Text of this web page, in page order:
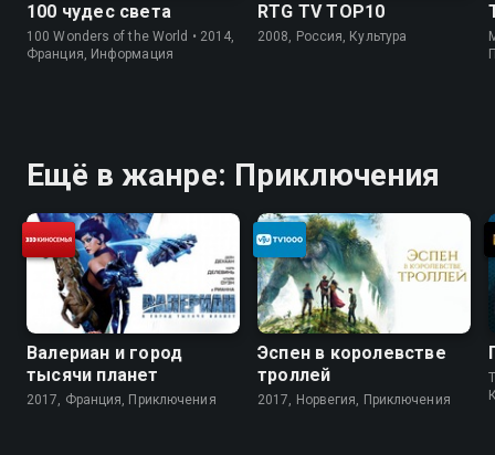
100 чудес света
100 Wonders of the World • 2014,
Франция, Информация
RTG TV TOP10
2008, Россия, Культура
Ещё в жанре: Приключения
Валериан и город
тысячи планет
2017, Франция, Приключения
Эспен в королевстве
троллей
2017, Норвегия, Приключения